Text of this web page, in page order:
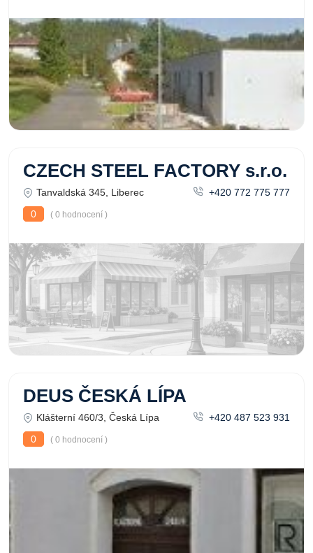
CZECH STEEL FACTORY s.r.o.
Tanvaldská 345, Liberec
+420 772 775 777
0
( 0 hodnocení )
DEUS ČESKÁ LÍPA
Klášterní 460/3, Česká Lípa
+420 487 523 931
0
( 0 hodnocení )